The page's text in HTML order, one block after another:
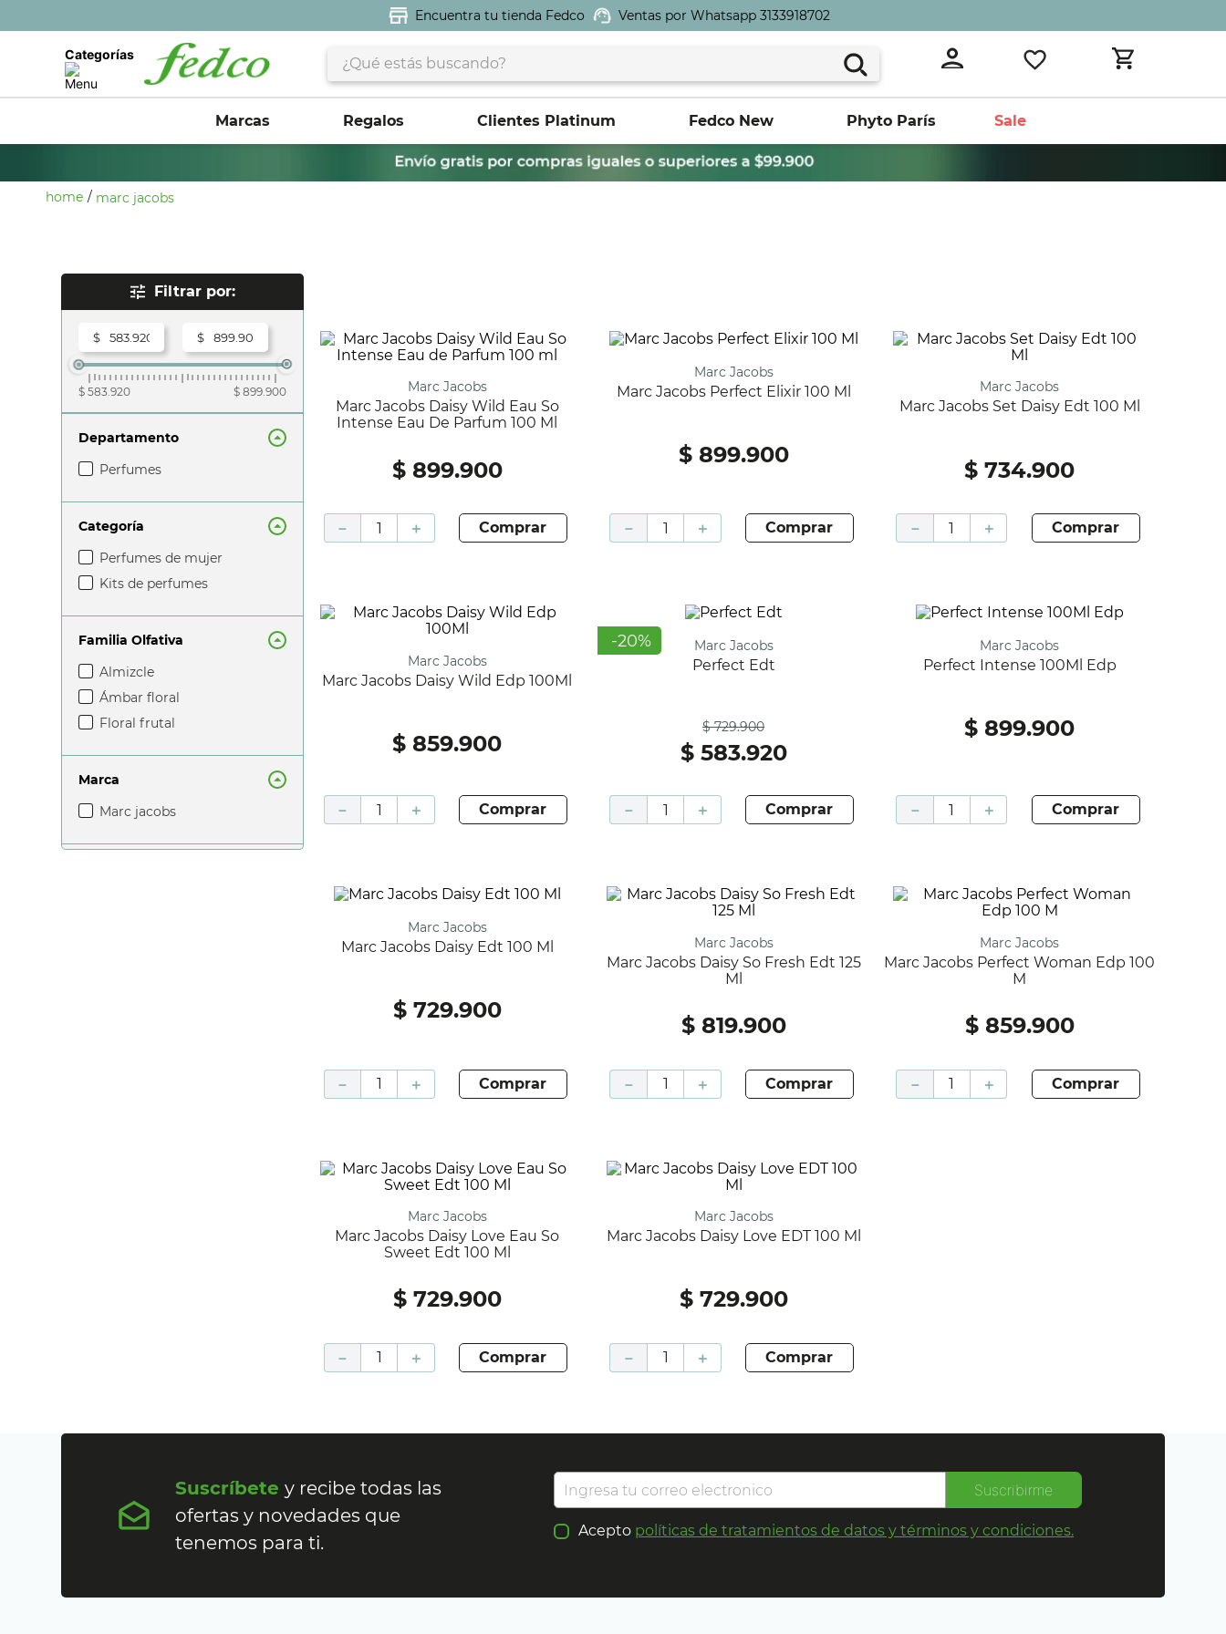
Encuentra tu tienda Fedco Ventas por Whatsapp 3133918702
Categorías ¿Qué estás buscando?
Marcas Regalos Clientes Platinum Fedco New Phyto París Sale
marc jacobs
Departamento
perfumes
Categoría
perfumes de mujer
kits de perfumes
Familia Olfativa
almizcle
ámbar floral
floral frutal
Marca
marc jacobs
Rangos De Precio
$ $
$ 583.920 $ 899.900 Marc Jacobs
Marc Jacobs Daisy Wild Eau So
Intense Eau De Parfum 100 Ml
$ 899.900
＋
－ comprar
Marc Jacobs
Marc Jacobs Perfect Elixir 100 Ml
$ 899.900
＋
－ comprar
Marc Jacobs
Marc Jacobs Set Daisy Edt 100 Ml
$ 734.900
＋
－ comprar
Marc Jacobs
Marc Jacobs Daisy Wild Edp 100Ml
$ 859.900
＋
－ comprar
-20% Marc Jacobs
Perfect Edt
$ 729.900
$ 583.920
＋
－ comprar
Marc Jacobs
Perfect Intense 100Ml Edp
$ 899.900
＋
－ comprar
Marc Jacobs
Marc Jacobs Daisy Edt 100 Ml
$ 729.900
＋
－ comprar
Marc Jacobs
Marc Jacobs Daisy So Fresh Edt 125
Ml
$ 819.900
＋
－ comprar
Marc Jacobs
Marc Jacobs Perfect Woman Edp 100
M
$ 859.900
＋
－ comprar
Marc Jacobs
Marc Jacobs Daisy Love Eau So
Sweet Edt 100 Ml
$ 729.900
＋
－ comprar
Marc Jacobs
Marc Jacobs Daisy Love EDT 100 Ml
$ 729.900
＋
－ comprar
Suscríbetey recibe todas las
ofertas y novedades que
tenemos para ti.
Suscribirme
Acepto políticas de tratamientos de datos y términos y condiciones.